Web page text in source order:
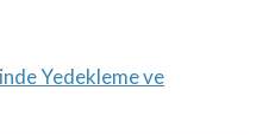
Yedekleme ve